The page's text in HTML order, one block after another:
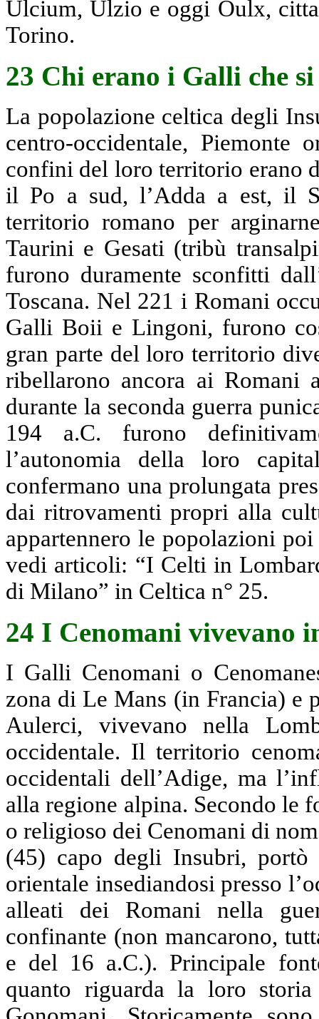
Ulcium, Ulzio e oggi Oulx,
Torino.
23 Chi erano i Galli che
La popolazione celtica degli
centro-occidentale,
confini del loro territorio erano
il Po a sud, l’Adda a est, il
territorio romano per
Taurini e Gesati (tribù
furono duramente sconfitti
Toscana. Nel 221 i Romani
Galli Boii e Lingoni, furono
gran parte del loro territorio
ribellarono ancora ai Romani
durante la seconda guerra
194 a.C. furono
l’autonomia della loro
confermano una prolungata
dai ritrovamenti propri alla
appartennero le popolazioni
vedi articoli: “I Celti in
di Milano” in Celtica n° 25.
24 I Cenomani vivevano
I Galli Cenomani o
zona di Le Mans (in Francia) e
Aulerci, vivevano nella
occidentale. Il territorio
occidentali dell’Adige, ma
alla regione alpina. Secondo le
o religioso dei Cenomani di
(45) capo degli Insubri,
orientale insediandosi presso
alleati dei Romani nella
confinante (non mancarono,
e del 16 a.C.). Principale
quanto riguarda la loro